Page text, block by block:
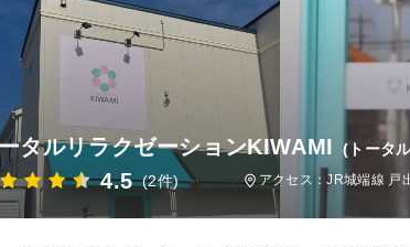
ータルリラクゼーションKIWAMI (トータ
4.5 (2件) アクセス：JR城端線 戸